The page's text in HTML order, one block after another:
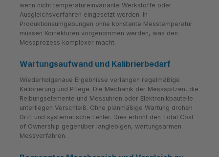
wenn nicht temperatureinvariante Werkstoffe oder
Ausgleichsverfahren eingesetzt werden. In
Produktionsumgebungen ohne konstante Messtemperatur
müssen Korrekturen vorgenommen werden, was den
Messprozess komplexer macht.
Wartungsaufwand und Kalibrierbedarf
Wiederholgenaue Ergebnisse verlangen regelmäßige
Kalibrierung und Pflege. Die Mechanik der Messspitzen, die
Reibungselemente und Messuhren oder Elektronikbauteile
unterliegen Verschleiß. Ohne planmäßige Wartung drohen
Drift und systematische Fehler. Dies erhöht den Total Cost
of Ownership gegenüber langlebigen, wartungsarmen
Messverfahren.